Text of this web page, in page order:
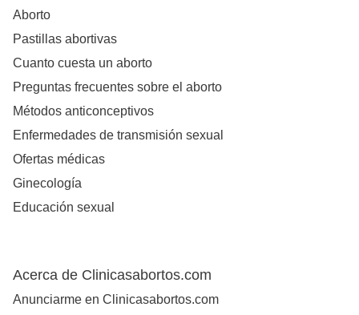
Aborto
Pastillas abortivas
Cuanto cuesta un aborto
Preguntas frecuentes sobre el aborto
Métodos anticonceptivos
Enfermedades de transmisión sexual
Ofertas médicas
Ginecología
Educación sexual
Acerca de Clinicasabortos.com
Anunciarme en Clinicasabortos.com